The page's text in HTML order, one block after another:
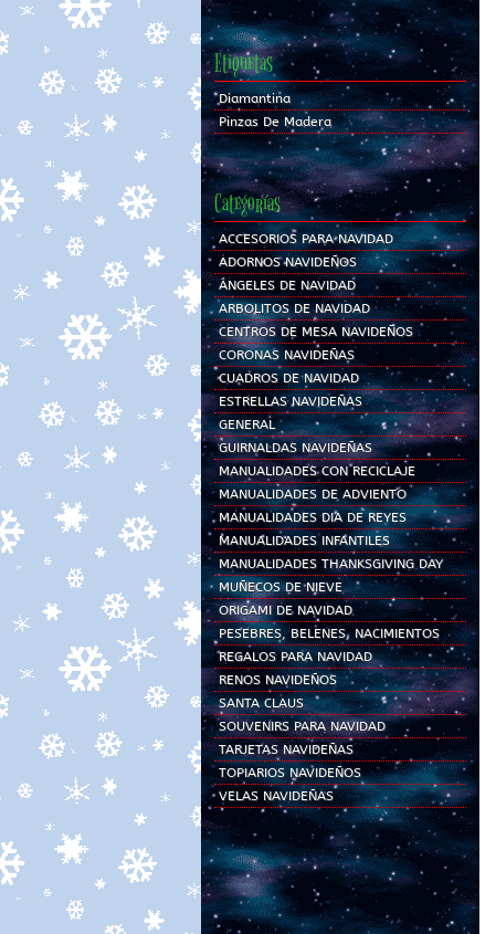
Etiquetas
Diamantina
Pinzas De Madera
Categorías
ACCESORIOS PARA NAVIDAD
ADORNOS NAVIDEÑOS
ÁNGELES DE NAVIDAD
ARBOLITOS DE NAVIDAD
CENTROS DE MESA NAVIDEÑOS
CORONAS NAVIDEÑAS
CUADROS DE NAVIDAD
ESTRELLAS NAVIDEÑAS
GENERAL
GUIRNALDAS NAVIDEÑAS
MANUALIDADES CON RECICLAJE
MANUALIDADES DE ADVIENTO
MANUALIDADES DIA DE REYES
MANUALIDADES INFANTILES
MANUALIDADES THANKSGIVING DAY
MUÑECOS DE NIEVE
ORIGAMI DE NAVIDAD
PESEBRES, BELENES, NACIMIENTOS
REGALOS PARA NAVIDAD
RENOS NAVIDEÑOS
SANTA CLAUS
SOUVENIRS PARA NAVIDAD
TARJETAS NAVIDEÑAS
TOPIARIOS NAVIDEÑOS
VELAS NAVIDEÑAS